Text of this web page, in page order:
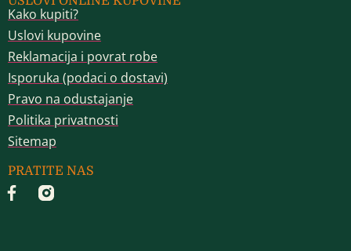
Kako kupiti?
Uslovi kupovine
Reklamacija i povrat robe
Isporuka (podaci o dostavi)
Pravo na odustajanje
Politika privatnosti
Sitemap
PRATITE NAS